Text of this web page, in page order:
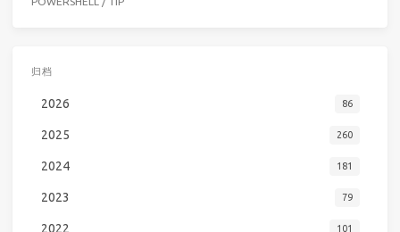
归档
2026 86
2025 260
2024 181
2023 79
2022 101